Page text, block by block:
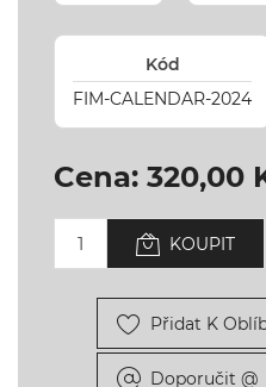
Kód
FIM-CALENDAR-2024
Cena: 320,00
KOUPIT
Přidat K
Doporučit @